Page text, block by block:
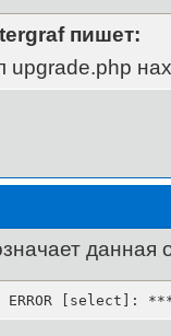
пишет:
upgrade.php
данная
ERROR